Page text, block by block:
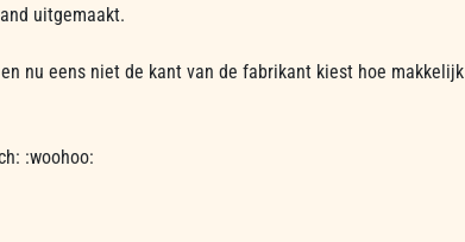
uitgemaakt.
nu eens niet de kant van de fabrikant kiest hoe makkelijk
:woohoo: